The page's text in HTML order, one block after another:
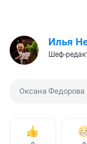
Илья
Шеф-
Оксана Федорова